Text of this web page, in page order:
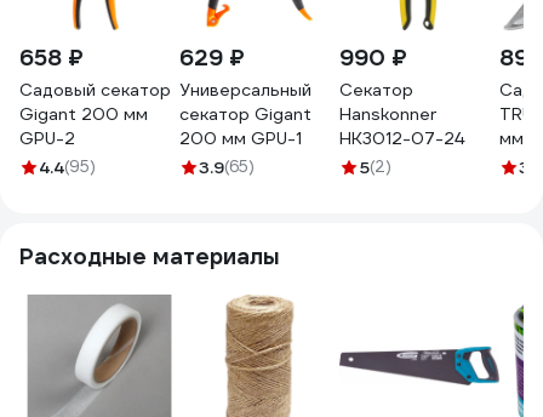
658 ₽
Садовый секатор
Gigant 200 мм
GPU-2
4.4(95)
629 ₽
Универсальный
секатор Gigant
200 мм GPU-1
3.9(65)
990 ₽
Секатор
Hanskonner
HK3012-07-24
5(2)
мм
3.8
Расходные материалы